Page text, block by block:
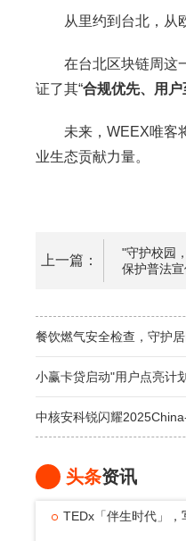
从里约到台北，从
在台北区块链周这
证了其“合规优先、用
未来，WEEX唯客
业生态贡献力量。
上一篇：
"守护校园
保护普法
餐饮燃气安全检查，守护
小赢卡贷启动"用户点亮计
中核安科锐闪耀
头条资讯
TEDx「伴生时代」，